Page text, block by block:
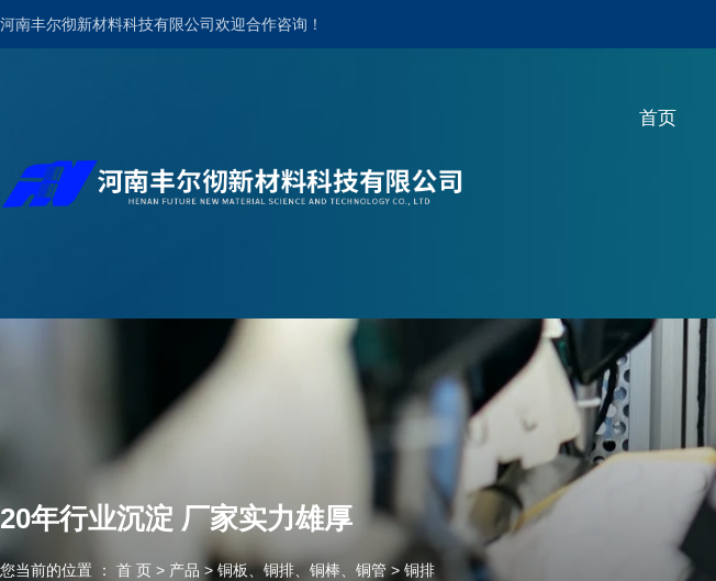
河南丰尔彻新材料科技有限公司欢迎合作咨询！
首页
20年行业沉淀 厂家实力雄厚
您当前的位置 ： 首 页 > 产品 > 铜板、铜排、铜棒、铜管 > 铜排